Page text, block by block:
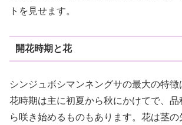
トを見せます。
開花時期と花
シンジュボシマンネングサの最大の特徴
花時期は主に初夏から秋にかけてで、
ら咲き始めるものもあります。花は茎